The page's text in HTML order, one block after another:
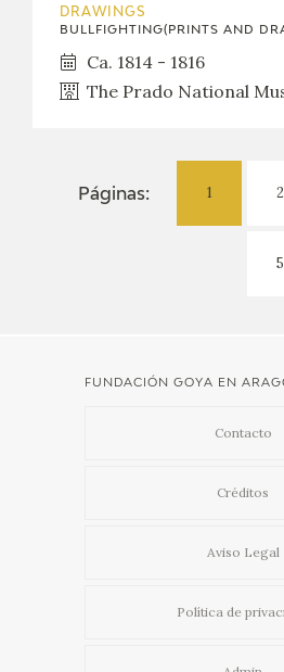
DRAWINGS
BULLFIGHTING(PRINTS AND
Ca. 1814 - 1816
The Prado National
Páginas: 1 2
5
FUNDACIÓN GOYA EN
Contacto
Créditos
Aviso Legal
Política de